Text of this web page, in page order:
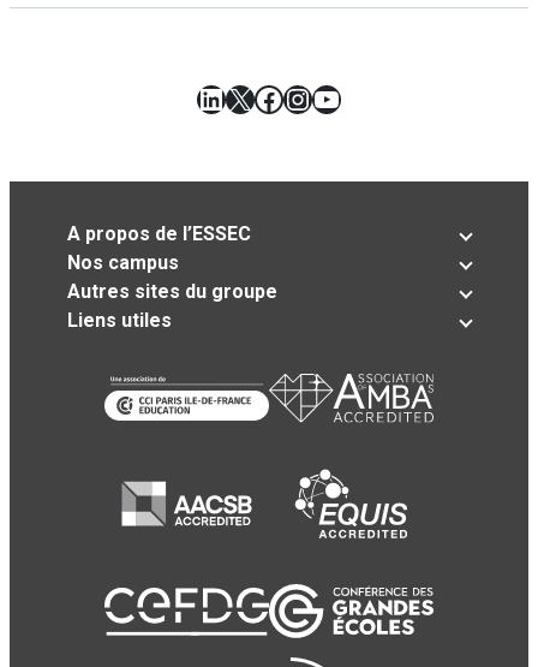
LinkedIn
X Facebook
Instagram
YouTube
A propos de l’ESSEC
Nos campus
Autres sites du groupe
Liens utiles